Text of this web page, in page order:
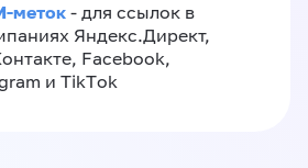
меток - для ссылок в
Яндекс.Директ,
Facebook,
и TikTok